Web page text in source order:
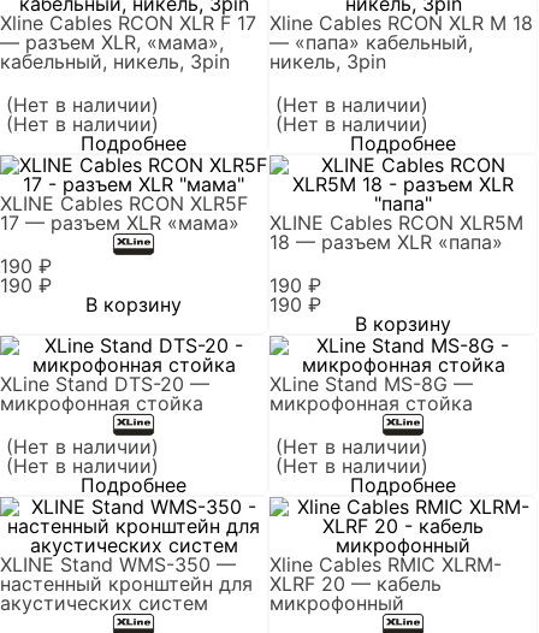
Xline Cables RCON XLR F 17
— разъем XLR, «мама»,
кабельный, никель, 3pin
(Нет в наличии)
(Нет в наличии)
Подробнее
Xline Cables RCON XLR M 18
— «папа» кабельный,
никель, 3pin
(Нет в наличии)
(Нет в наличии)
Подробнее
XLINE Cables RCON XLR5F
17 — разъем XLR «мама»
190 ₽
190 ₽
В корзину
XLINE Cables RCON XLR5M
18 — разъем XLR «папа»
190 ₽
190 ₽
В корзину
XLine Stand DTS-20 —
микрофонная стойка
(Нет в наличии)
(Нет в наличии)
Подробнее
XLine Stand MS-8G —
микрофонная стойка
(Нет в наличии)
(Нет в наличии)
Подробнее
XLINE Stand WMS-350 —
настенный кронштейн для
акустических систем
Xline Cables RMIC XLRM-
XLRF 20 — кабель
микрофонный